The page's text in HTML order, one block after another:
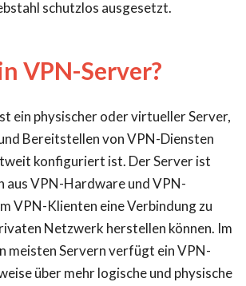
schutzlos ausgesetzt.
VPN-Server?
ein physischer oder virtueller Server,
Bereitstellen von VPN-Diensten
konfiguriert ist. Der Server ist
aus VPN-Hardware und VPN-
VPN-Klienten eine Verbindung zu
Netzwerk herstellen können. Im
meisten Servern verfügt ein VPN-
über mehr logische und physische